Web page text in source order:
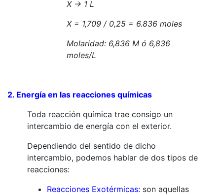
X → 1 L
X = 1,709 / 0,25 = 6.836 moles
Molaridad: 6,836 M ó 6,836
moles/L
2. Energía en las reacciones químicas
Toda reacción química trae consigo un
intercambio de energía con el exterior.
Dependiendo del sentido de dicho
intercambio, podemos hablar de dos tipos de
reacciones:
Reacciones Exotérmicas: son aquellas